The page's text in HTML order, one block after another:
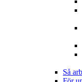
Så